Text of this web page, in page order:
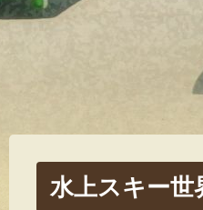
水上スキー世